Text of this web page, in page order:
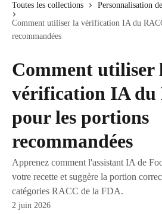
Toutes les collections
Personnalisation
Comment utiliser la vérification IA du
recommandées
Comment utiliser
vérification IA du
pour les portions
recommandées
Apprenez comment l'assistant IA de
votre recette et suggère la portion
catégories RACC de la FDA.
2 juin 2026